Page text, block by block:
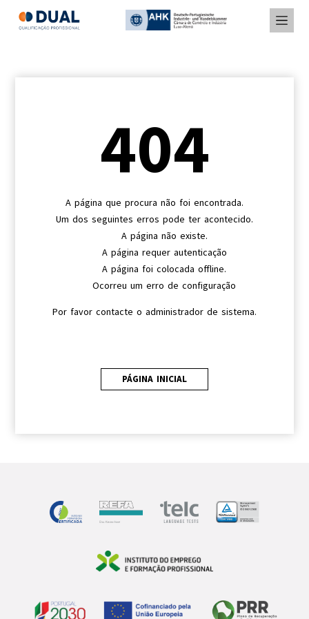
404
A página que procura não foi encontrada.
Um dos seguintes erros pode ter acontecido.
A página não existe.
A página requer autenticação
A página foi colocada offline.
Ocorreu um erro de configuração
Por favor contacte o administrador de sistema.
PÁGINA INICIAL